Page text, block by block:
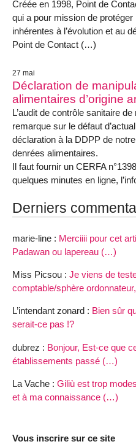
Créée en 1998, Point de
qui a pour mission de
inhérentes à l’évolution et au
Point de Contact (…)
27 mai
Déclaration de
alimentaires d’origine
L’audit de contrôle sanitaire
remarque sur le défaut
déclaration à la DDPP de
denrées alimentaires.
Il faut fournir un CERFA
quelques minutes en ligne,
Derniers
marie-line : Merciiii pour cet
Padawan ou lapereau (…)
Miss Picsou : Je viens de
comptable/sphère
L’intendant zonard : Bien sûr
serait-ce pas !?
dubrez : Bonjour, Est-ce que
établissements passé (…)
La Vache : Giliù est trop
et à ma connaissance (…)
Vous inscrire sur ce site